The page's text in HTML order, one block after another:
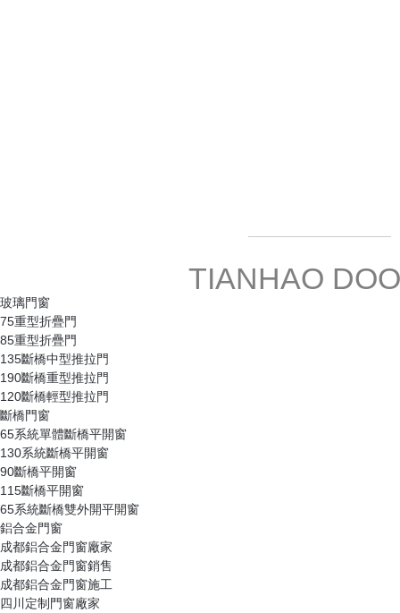
TIANHAO
玻璃門窗
75重型折疊門
85重型折疊門
135斷橋中型推拉門
190斷橋重型推拉門
120斷橋輕型推拉門
斷橋門窗
65系統單體斷橋平開窗
130系統斷橋平開窗
90斷橋平開窗
115斷橋平開窗
65系統斷橋雙外開平開窗
鋁合金門窗
成都鋁合金門窗廠家
成都鋁合金門窗銷售
成都鋁合金門窗施工
四川定制門窗廠家